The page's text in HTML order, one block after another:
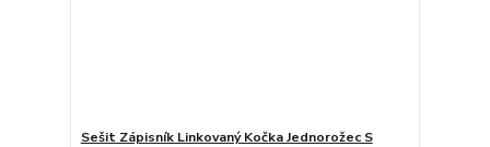
Sešit Zápisník Linkovaný Kočka Jednorožec S